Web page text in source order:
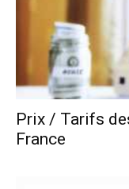
Prix / Tarifs
France